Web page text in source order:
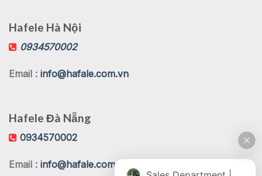
Hafele Hà Nội
0934570002
Email : info@hafale.com.vn
Hafele Đà Nẵng
0934570002
Email : info@hafale.com.vn